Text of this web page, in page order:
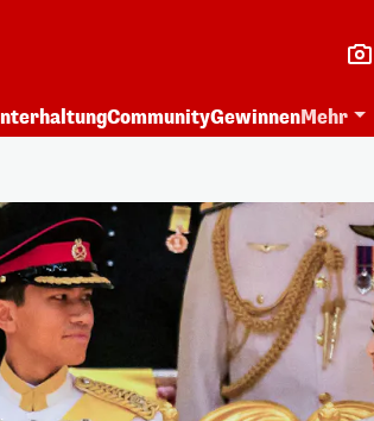
CommunityGewinnenMehr